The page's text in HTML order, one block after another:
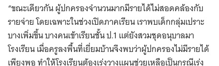
“ขณะเดียวกัน ผู้ปกครองจำนวนมากมีรายได้ไม่สอดคล้องกับ
รายจ่าย โดยเฉพาะในช่วงเปิดภาคเรียน เราพบเด็กกลุ่มเปราะ
บางเพิ่มขึ้น บางคนเข้าเรียนชั้น ป.1 แต่ยังสวมชุดอนุบาลมา
โรงเรียน เมื่อครูลงพื้นที่เยี่ยมบ้านจึงพบว่าผู้ปกครองไม่มีรายได้
เพียงพอ ทำให้โรงเรียนต้องเร่งวางแผนช่วยเหลือเป็นกรณีเร่ง